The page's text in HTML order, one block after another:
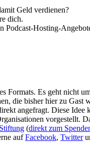
Geld verdienen?
dich.
Podcast-Hosting-
Formats. Es geht nicht
die bisher hier zu Gast
angefragt. Diese
vorgestellt.
(direkt zum
aufFacebook, Twitter